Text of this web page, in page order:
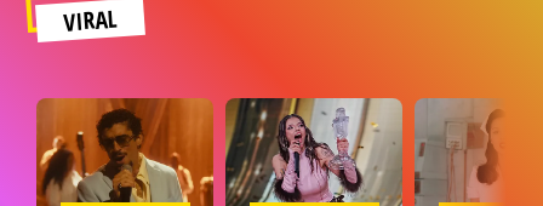
VIRAL